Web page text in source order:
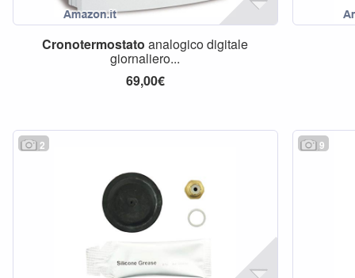
Cronotermostato analogico digitale
giornaliero...
69,00€
2 9